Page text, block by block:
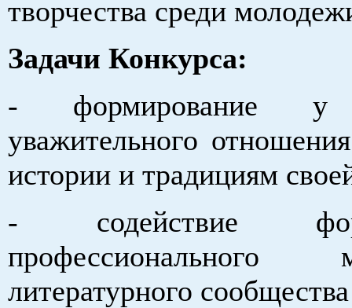
творчества среди
Задачи Конкурса:
- формирование у
уважительного
истории и традициям
- содействие
профессионального
литературного